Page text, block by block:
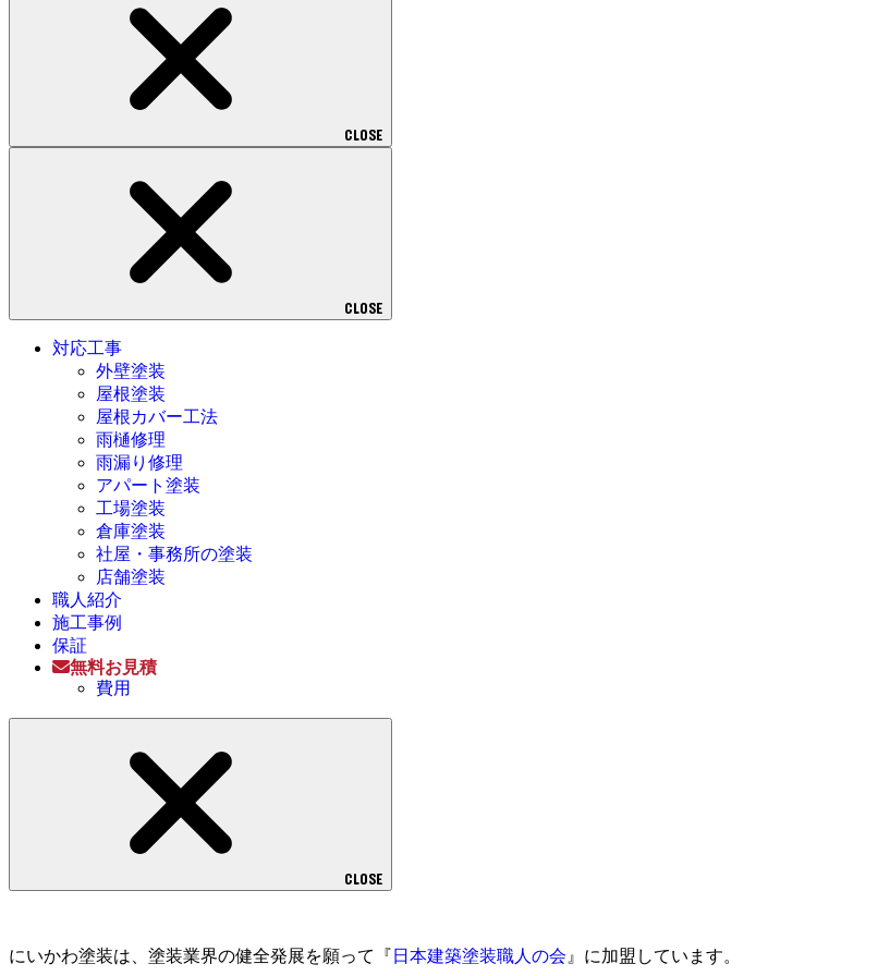
CLOSE
CLOSE
対応工事
外壁塗装
屋根塗装
屋根カバー工法
雨樋修理
雨漏り修理
アパート塗装
工場塗装
倉庫塗装
社屋・事務所の塗装
店舗塗装
職人紹介
施工事例
保証
無料お見積
費用
CLOSE
にいかわ塗装は、塗装業界の健全発展を願って『 日本建築塗装職人の会 』に加盟しています。